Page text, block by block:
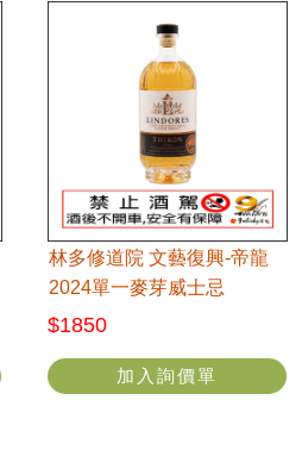
林多修道院 文藝復興-帝龍
2024單一麥芽威士忌
$1850
加入詢價單